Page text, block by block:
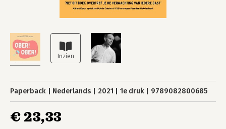
Paperback Nederlands 2021 1e druk 9789082800685
€ 23,33